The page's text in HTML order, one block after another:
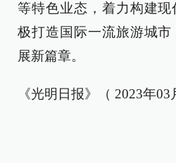
等特色业态，着力构建
极打造国际一流旅游城
展新篇章。
《光明日报》（ 2023年03